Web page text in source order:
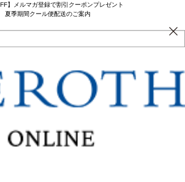
】メルマガ登録で割引クーポンプレゼント
夏季期間クール便配送のご案内